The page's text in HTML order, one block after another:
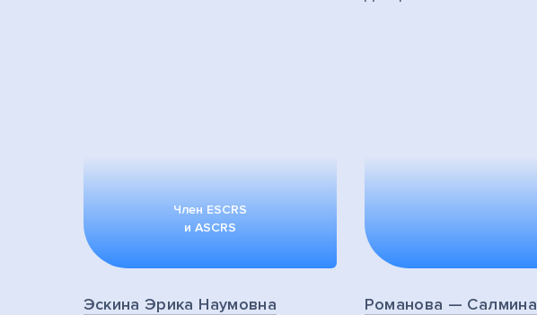
Член ESCRS
и ASCRS
Эскина Эрика Наумовна
Романова — Салмина